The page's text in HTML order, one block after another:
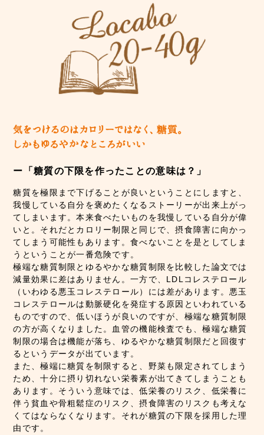
ー「糖質の下限を作ったことの意味は？」
糖質を極限まで下げることが良いということにしますと、
我慢している自分を褒めたくなるストーリーが出来上がっ
てしまいます。本来食べたいものを我慢している自分が偉
いと。それだとカロリー制限と同じで、摂食障害に向かっ
てしまう可能性もあります。食べないことを是としてしま
うということが一番危険です。
極端な糖質制限とゆるやかな糖質制限を比較した論文では
減量効果に差はありません。一方で、LDLコレステロール
（いわゆる悪玉コレステロール）には差があります。悪玉
コレステロールは動脈硬化を発症する原因といわれている
ものですので、低いほうが良いのですが、極端な糖質制限
の方が高くなりました。血管の機能検査でも、極端な糖質
制限の場合は機能が落ち、ゆるやかな糖質制限だと回復す
るというデータが出ています。
また、極端に糖質を制限すると、野菜も限定されてしまう
ため、十分に摂り切れない栄養素が出てきてしまうことも
あります。そういう意味では、低栄養のリスク、低栄養に
伴う貧血や骨粗鬆症のリスク、摂食障害のリスクも考えな
くてはならなくなります。それが糖質の下限を採用した理
由です。